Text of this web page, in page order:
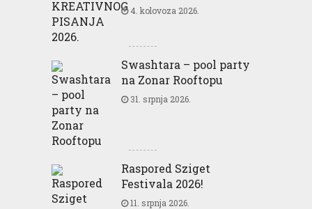
4. kolovoza 2026.
Swashtara – pool party
na Zonar Rooftopu
31. srpnja 2026.
Raspored Sziget
Festivala 2026!
11. srpnja 2026.